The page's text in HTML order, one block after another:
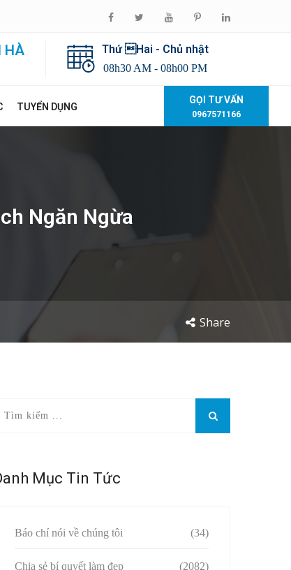
HÀ Thứ Hai - Chủ nhật
08h30 AM - 08h00 PM
TUYỂN DỤNG
GỌI TƯ VẤN
0967571166
Ngăn Ngừa
Share
Mục Tin Tức
Báo chí nói về chúng tôi (34)
Chia sẻ bí quyết làm đẹp (2082)